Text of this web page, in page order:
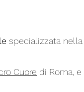
specializzata nella
Cuore di Roma, e